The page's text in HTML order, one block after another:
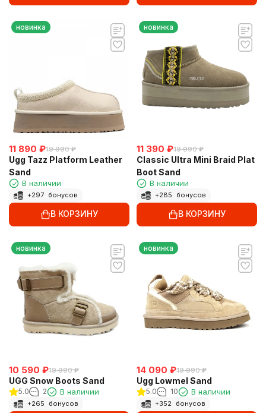
новинка
11 890 ₽19 990 ₽
Ugg Tazz Platform Leather
Sand
В наличии
+297 бонусов
В КОРЗИНУ
новинка
11 390 ₽19 990 ₽
Classic Ultra Mini Braid Plat
Boot Sand
В наличии
+285 бонусов
В КОРЗИНУ
новинка
10 590 ₽19 990 ₽
UGG Snow Boots Sand
5.0 2 В наличии
+265 бонусов
новинка
14 090 ₽19 990 ₽
Ugg Lowmel Sand
5.0 10 В наличии
+352 бонусов